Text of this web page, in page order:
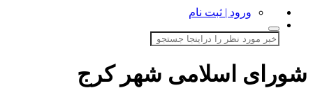
ورود | ثبت نام
شورای اسلامی شهر کرج